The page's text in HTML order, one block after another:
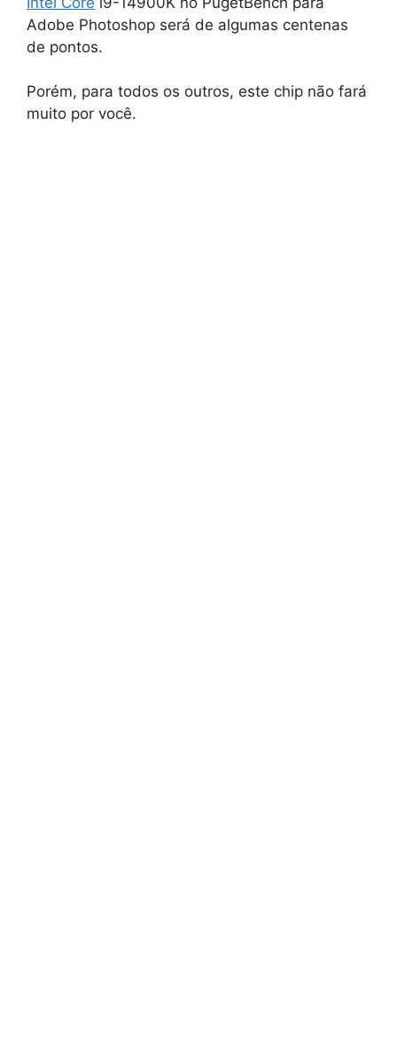
Adobe Photoshop será de algumas centenas
de pontos.
Porém, para todos os outros, este chip não fará
muito por você.